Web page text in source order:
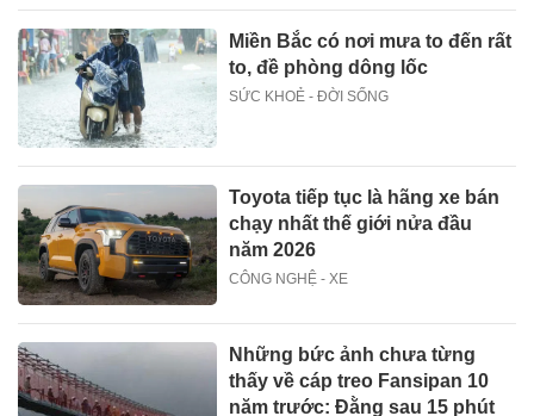
Miền Bắc có nơi mưa to đến rất
to, đề phòng dông lốc
SỨC KHOẺ - ĐỜI SỐNG
Toyota tiếp tục là hãng xe bán
chạy nhất thế giới nửa đầu
năm 2026
CÔNG NGHỆ - XE
Những bức ảnh chưa từng
thấy về cáp treo Fansipan 10
năm trước: Đằng sau 15 phút